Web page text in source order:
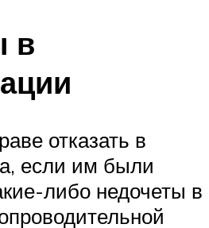
в
отказать в
если им были
либо недочеты в